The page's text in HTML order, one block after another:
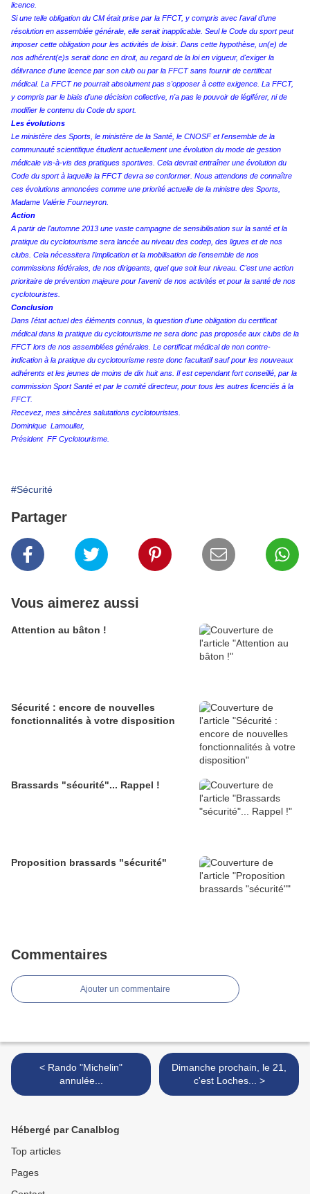
licence.
Si une telle obligation du CM était prise par la FFCT, y compris avec l'aval d'une
résolution en assemblée générale, elle serait inapplicable. Seul le Code du sport peut
imposer cette obligation pour les activités de loisir. Dans cette hypothèse, un(e) de
nos adhérent(e)s serait donc en droit, au regard de la loi en vigueur, d'exiger la
délivrance d'une licence par son club ou par la FFCT sans fournir de certificat
médical. La FFCT ne pourrait absolument pas s'opposer à cette exigence. La FFCT,
y compris par le biais d'une décision collective, n'a pas le pouvoir de légiférer, ni de
modifier le contenu du Code du sport.
Les évolutions
Le ministère des Sports, le ministère de la Santé, le CNOSF et l'ensemble de la
communauté scientifique étudient actuellement une évolution du mode de gestion
médicale vis-à-vis des pratiques sportives. Cela devrait entraîner une évolution du
Code du sport à laquelle la FFCT devra se conformer. Nous attendons de connaître
ces évolutions annoncées comme une priorité actuelle de la ministre des Sports,
Madame Valérie Fourneyron.
Action
A partir de l'automne 2013 une vaste campagne de sensibilisation sur la santé et la
pratique du cyclotourisme sera lancée au niveau des codep, des ligues et de nos
clubs. Cela nécessitera l'implication et la mobilisation de l'ensemble de nos
commissions fédérales, de nos dirigeants, quel que soit leur niveau. C'est une action
prioritaire de prévention majeure pour l'avenir de nos activités et pour la santé de nos
cyclotouristes.
Conclusion
Dans l'état actuel des éléments connus, la question d'une obligation du certificat
médical dans la pratique du cyclotourisme ne sera donc pas proposée aux clubs de la
FFCT lors de nos assemblées générales. Le certificat médical de non contre-
indication à la pratique du cyclotourisme reste donc facultatif sauf pour les nouveaux
adhérents et les jeunes de moins de dix huit ans. Il est cependant fort conseillé, par la
commission Sport Santé et par le comité directeur, pour tous les autres licenciés à la
FFCT.
Recevez, mes sincères salutations cyclotouristes.
Dominique Lamouller,
Président FF Cyclotourisme.
#Sécurité
Partager
Vous aimerez aussi
Attention au bâton !
Sécurité : encore de nouvelles
fonctionnalités à votre disposition
Brassards "sécurité"... Rappel !
Proposition brassards "sécurité"
Commentaires
Ajouter un commentaire
< Rando "Michelin"
annulée...
Dimanche prochain, le 21,
c'est Loches... >
Hébergé par Canalblog
Top articles
Pages